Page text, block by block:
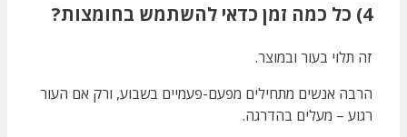
4) כל כמה זמן כדאי להשתמש בחומצות?
זה תלוי בעור ובמוצר.
הרבה אנשים מתחילים מפעם-פעמיים בשבוע, ורק אם העור
רגוע – מעלים בהדרגה.